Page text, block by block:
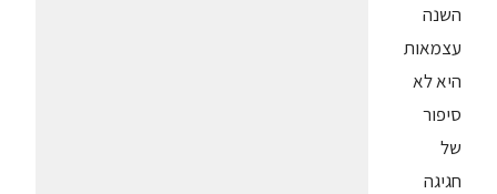
השנה
עצמאות
היא לא
סיפור
של
חגיגה